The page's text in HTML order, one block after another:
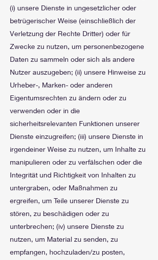
(i) unsere Dienste in ungesetzlicher oder
betrügerischer Weise (einschließlich der
Verletzung der Rechte Dritter) oder für
Zwecke zu nutzen, um personenbezogene
Daten zu sammeln oder sich als andere
Nutzer auszugeben; (ii) unsere Hinweise zu
Urheber-, Marken- oder anderen
Eigentumsrechten zu ändern oder zu
verwenden oder in die
sicherheitsrelevanten Funktionen unserer
Dienste einzugreifen; (iii) unsere Dienste in
irgendeiner Weise zu nutzen, um Inhalte zu
manipulieren oder zu verfälschen oder die
Integrität und Richtigkeit von Inhalten zu
untergraben, oder Maßnahmen zu
ergreifen, um Teile unserer Dienste zu
stören, zu beschädigen oder zu
unterbrechen; (iv) unsere Dienste zu
nutzen, um Material zu senden, zu
empfangen, hochzuladen/zu posten,